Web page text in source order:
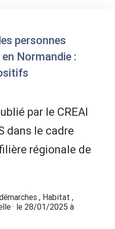
personnes
Normandie :
par le CREAI
dans le cadre
régionale de
, Habitat ,
· le 28/01/2025 à